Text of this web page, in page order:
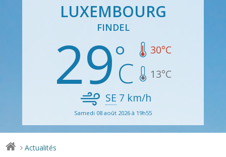
LUXEMBOURG
FINDEL
29 30°C
13°C
SE 7 km/h
Samedi 08 août 2026 à 19h55
> Actualités